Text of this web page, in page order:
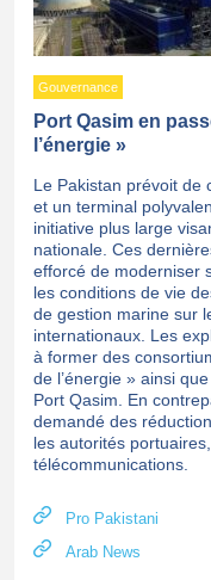
Gouvernance
Port Qasim en
l’énergie »
Le Pakistan prévoit de
et un terminal
initiative plus large
nationale. Ces
efforcé de moderniser
les conditions de vie
de gestion marine sur
internationaux. Les
à former des
de l’énergie » ainsi
Port Qasim. En
demandé des
les autorités
télécommunications.
Pro Pakistani
Arab News